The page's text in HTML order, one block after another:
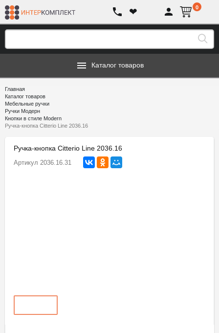
❤ 0
Каталог товаров
Главная
Каталог товаров
Мебельные ручки
Ручки Модерн
Кнопки в стиле Modern
Ручка-кнопка Citterio Line 2036.16
Ручка-кнопка Citterio Line 2036.16
Артикул 2036.16.31